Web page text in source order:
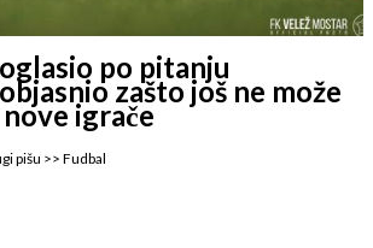
po pitanju
zašto još ne može
igrače
pišu >> Fudbal